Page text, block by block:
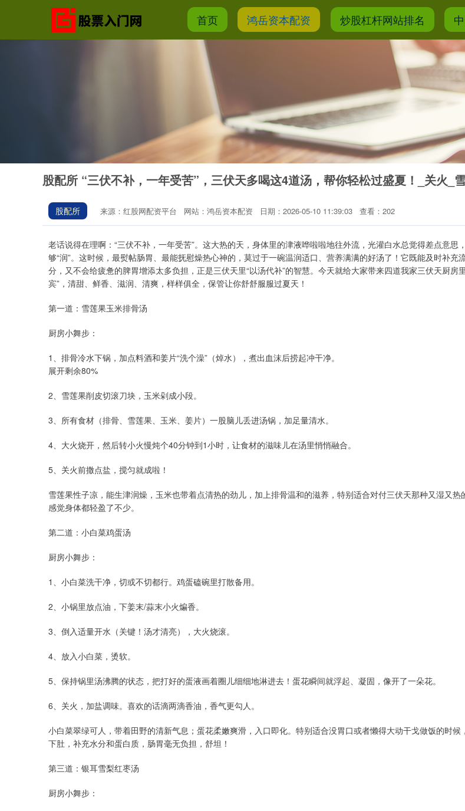
首页 鸿岳资本配资 炒股杠杆网站排名
股配所 “三伏不补，一年受苦”，三伏天多喝这4道汤，帮你轻松过盛夏！_关火_
股配所 来源：红股网配资平台 网站：鸿岳资本配资 日期：2026-05-10 11:39:03 查看：202
老话说得在理啊：“三伏不补，一年受苦”。这大热的天，身体里的津液哗啦啦地往外流，光灌白水总觉得差点意思
够“润”。这时候，最熨帖肠胃、最能抚慰燥热心神的，莫过于一碗温润适口、营养满满的好汤了！它既能及时补充
分，又不会给疲惫的脾胃增添太多负担，正是三伏天里“以汤代补”的智慧。今天就给大家带来四道我家三伏天厨房
宾”，清甜、鲜香、滋润、清爽，样样俱全，保管让你舒舒服服过夏天！
第一道：雪莲果玉米排骨汤
厨房小舞步：
1、排骨冷水下锅，加点料酒和姜片“洗个澡”（焯水），煮出血沫后捞起冲干净。
展开剩余80%
2、雪莲果削皮切滚刀块，玉米剁成小段。
3、所有食材（排骨、雪莲果、玉米、姜片）一股脑儿丢进汤锅，加足量清水。
4、大火烧开，然后转小火慢炖个40分钟到1小时，让食材的滋味儿在汤里悄悄融合。
5、关火前撒点盐，搅匀就成啦！
雪莲果性子凉，能生津润燥，玉米也带着点清热的劲儿，加上排骨温和的滋养，特别适合对付三伏天那种又湿又热
感觉身体都轻盈了不少。
第二道：小白菜鸡蛋汤
厨房小舞步：
1、小白菜洗干净，切或不切都行。鸡蛋磕碗里打散备用。
2、小锅里放点油，下姜末/蒜末小火煸香。
3、倒入适量开水（关键！汤才清亮），大火烧滚。
4、放入小白菜，烫软。
5、保持锅里汤沸腾的状态，把打好的蛋液画着圈儿细细地淋进去！蛋花瞬间就浮起、凝固，像开了一朵花。
6、关火，加盐调味。喜欢的话滴两滴香油，香气更勾人。
小白菜翠绿可人，带着田野的清新气息；蛋花柔嫩爽滑，入口即化。特别适合没胃口或者懒得大动干戈做饭的时候
下肚，补充水分和蛋白质，肠胃毫无负担，舒坦！
第三道：银耳雪梨红枣汤
厨房小舞步：